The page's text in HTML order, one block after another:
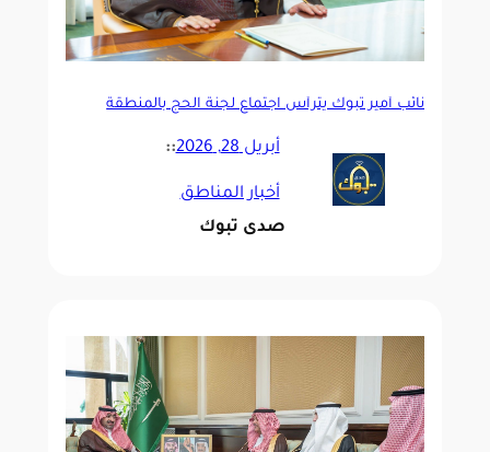
نائب أمير تبوك يترأس اجتماع لجنة الحج بالمنطقة
أبريل 28, 2026 ::
أخبار المناطق
صدى تبوك